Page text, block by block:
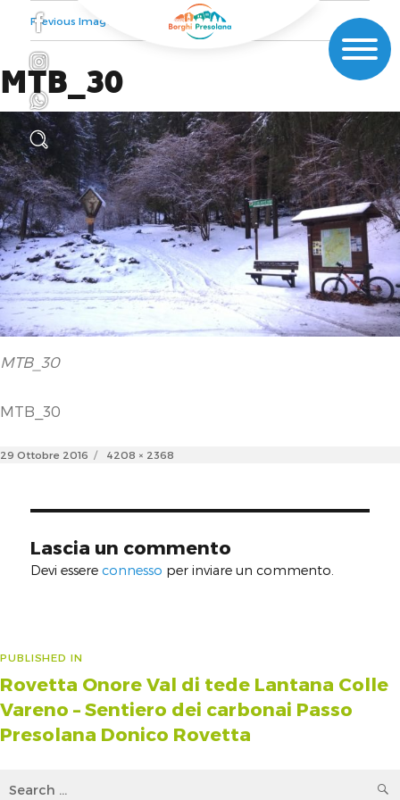
Previous Image Next Image
MTB_30
MTB_30
MTB_30
Posted
29 Ottobre 2016
Full
4208 × 2368
Lascia un commento
Devi essereconnesso per inviare un commento.
Navigazione
articoli
PUBLISHED IN
Rovetta Onore Val di tede Lantana Colle
Vareno – Sentiero dei carbonai Passo
Presolana Donico Rovetta